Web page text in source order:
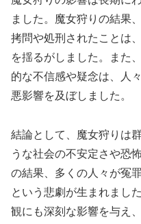
ました。魔女狩りの結果
拷問や処刑されたことは
を揺るがしました。また
的な不信感や疑念は、人
悪影響を及ぼしました。
結論として、魔女狩りは
うな社会の不安定さや恐
の結果、多くの人々が冤
という悲劇が生まれまし
観にも深刻な影響を与え